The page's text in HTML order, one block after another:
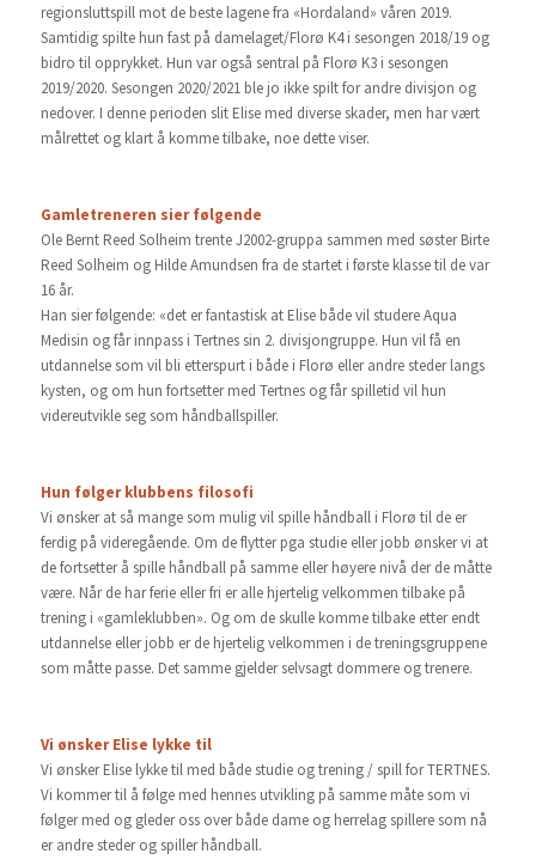
regionsluttspill mot de beste lagene fra «Hordaland» våren 2019.
Samtidig spilte hun fast på damelaget/Florø K4 i sesongen 2018/19 og
bidro til opprykket. Hun var også sentral på Florø K3 i sesongen
2019/2020. Sesongen 2020/2021 ble jo ikke spilt for andre divisjon og
nedover. I denne perioden slit Elise med diverse skader, men har vært
målrettet og klart å komme tilbake, noe dette viser.
Gamletreneren sier følgende
Ole Bernt Reed Solheim trente J2002-gruppa sammen med søster Birte
Reed Solheim og Hilde Amundsen fra de startet i første klasse til de var
16 år.
Han sier følgende: «det er fantastisk at Elise både vil studere Aqua
Medisin og får innpass i Tertnes sin 2. divisjongruppe. Hun vil få en
utdannelse som vil bli etterspurt i både i Florø eller andre steder langs
kysten, og om hun fortsetter med Tertnes og får spilletid vil hun
videreutvikle seg som håndballspiller.
Hun følger klubbens filosofi
Vi ønsker at så mange som mulig vil spille håndball i Florø til de er
ferdig på videregående. Om de flytter pga studie eller jobb ønsker vi at
de fortsetter å spille håndball på samme eller høyere nivå der de måtte
være. Når de har ferie eller fri er alle hjertelig velkommen tilbake på
trening i «gamleklubben». Og om de skulle komme tilbake etter endt
utdannelse eller jobb er de hjertelig velkommen i de treningsgruppene
som måtte passe. Det samme gjelder selvsagt dommere og trenere.
Vi ønsker Elise lykke til
Vi ønsker Elise lykke til med både studie og trening / spill for TERTNES.
Vi kommer til å følge med hennes utvikling på samme måte som vi
følger med og gleder oss over både dame og herrelag spillere som nå
er andre steder og spiller håndball.